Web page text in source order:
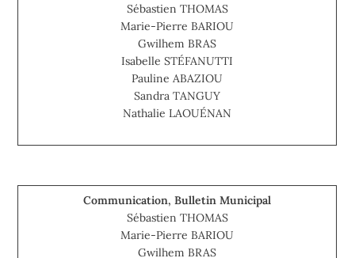
Sébastien THOMAS
Marie-Pierre BARIOU
Gwilhem BRAS
Isabelle STÉFANUTTI
Pauline ABAZIOU
Sandra TANGUY
Nathalie LAOUÉNAN
Communication, Bulletin Municipal
Sébastien THOMAS
Marie-Pierre BARIOU
Gwilhem BRAS